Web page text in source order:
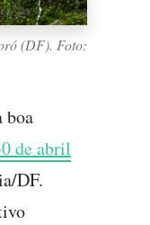
(DF). Foto:
boa
de abril
DF.